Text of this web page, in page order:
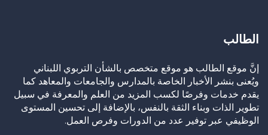
الطالب
إنَّ موقع الطالب هو موقع متخصص بالشأن التربوي اللبناني
ويُعنى بنشر الأخبار الخاصة بالمدارس والجامعات والمعاهد كما
يقدم خدمات وفرصًا لكسب المزيد من العلم والمعرفة في سبيل
تطوير الذات وبناء الثقة بالنفس، بالإضافة إلى تحسين المستوى
الوظيفي عبر توفير عدد من الدورات وفرص العمل.